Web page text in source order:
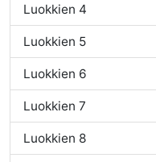
Luokkien 4
Luokkien 5
Luokkien 6
Luokkien 7
Luokkien 8